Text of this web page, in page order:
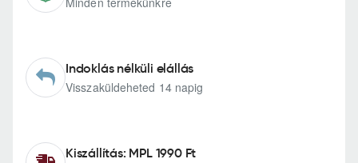
Indoklás nélküli elállás
Visszaküldeheted 14 napig
Kiszállítás: MPL 1990 Ft